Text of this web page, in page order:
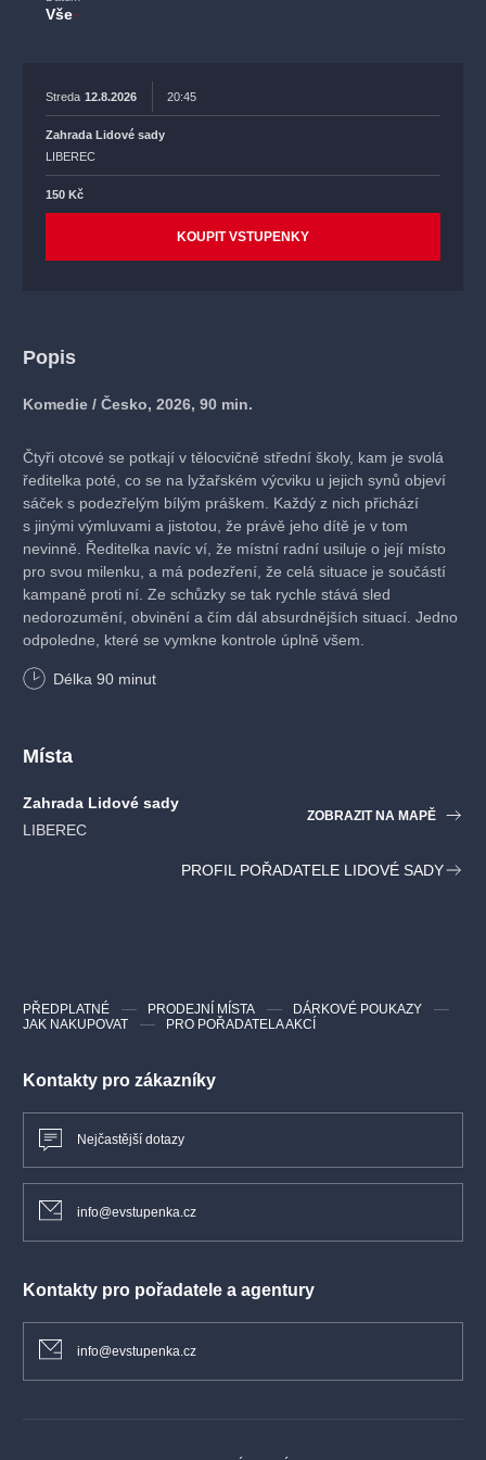
Vše
Streda 12.8.2026 20:45
Zahrada Lidové sady
LIBEREC
150 Kč
KOUPIT VSTUPENKY
Popis
Komedie / Česko, 2026, 90 min.
Čtyři otcové se potkají v tělocvičně střední školy, kam je svolá
ředitelka poté, co se na lyžařském výcviku u jejich synů objeví
sáček s podezřelým bílým práškem. Každý z nich přichází
s jinými výmluvami a jistotou, že právě jeho dítě je v tom
nevinně. Ředitelka navíc ví, že místní radní usiluje o její místo
pro svou milenku, a má podezření, že celá situace je součástí
kampaně proti ní. Ze schůzky se tak rychle stává sled
nedorozumění, obvinění a čím dál absurdnějších situací. Jedno
odpoledne, které se vymkne kontrole úplně všem.
Délka 90 minut
Místa
Zahrada Lidové sady
LIBEREC
ZOBRAZIT NA MAPĚ
PROFIL POŘADATELE LIDOVÉ SADY
Kontakty pro zákazníky
Nejčastější dotazy
info@evstupenka.cz
Kontakty pro pořadatele a agentury
info@evstupenka.cz
PŘEDPLATNÉ PRODEJNÍ MÍSTA
DÁRKOVÉ POUKAZY
JAK NAKUPOVAT
PRO POŘADATELA AKCÍ